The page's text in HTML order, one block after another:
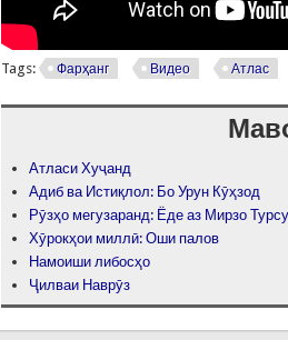
Tags: Фарҳанг Видео Атлас
Атласи Хуҷанд
Адиб ва Истиқлол: Бо Урун Кӯҳзод
Рӯзҳо мегузаранд: Ёде аз Мирзо
Хӯрокҳои миллӣ: Оши палов
Намоиши либосҳо
Ҷилваи Наврӯз